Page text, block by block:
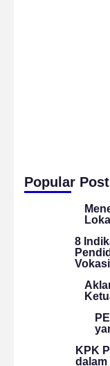
Popular Post
8
KPK
dalam